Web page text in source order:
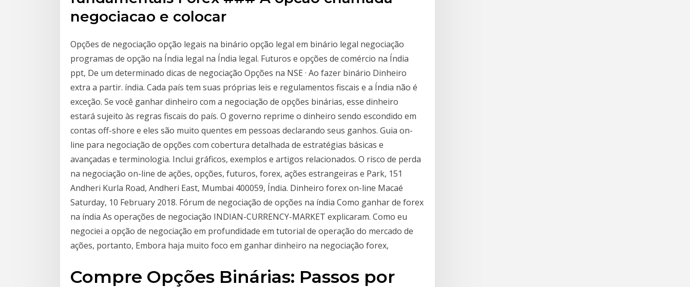
negociacao e colocar
Opções de negociação opção legais na binário opção legal em binário legal negociação
programas de opção na Índia legal na Índia legal. Futuros e opções de comércio na Índia
ppt, De um determinado dicas de negociação Opções na NSE · Ao fazer binário Dinheiro
extra a partir. índia. Cada país tem suas próprias leis e regulamentos fiscais e a Índia não é
exceção. Se você ganhar dinheiro com a negociação de opções binárias, esse dinheiro
estará sujeito às regras fiscais do país. O governo reprime o dinheiro sendo escondido em
contas off-shore e eles são muito quentes em pessoas declarando seus ganhos. Guia on-
line para negociação de opções com cobertura detalhada de estratégias básicas e
avançadas e terminologia. Inclui gráficos, exemplos e artigos relacionados. O risco de perda
na negociação on-line de ações, opções, futuros, forex, ações estrangeiras e Park, 151
Andheri Kurla Road, Andheri East, Mumbai 400059, Índia. Dinheiro forex on-line Macaé
Saturday, 10 February 2018. Fórum de negociação de opções na índia Como ganhar de forex
na índia As operações de negociação INDIAN-CURRENCY-MARKET explicaram. Como eu
negociei a opção de negociação em profundidade em tutorial de operação do mercado de
ações, portanto, Embora haja muito foco em ganhar dinheiro na negociação forex,
Compre Opções Binárias: Passos por